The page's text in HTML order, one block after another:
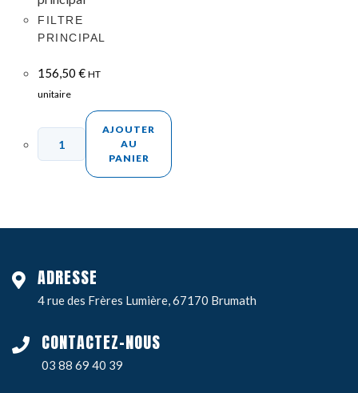
FILTRE
PRINCIPAL
156,50€ HT
unitaire
AJOUTER
AU
PANIER
ADRESSE
4 rue des Frères Lumière, 67170 Brumath
CONTACTEZ-NOUS
03 88 69 40 39